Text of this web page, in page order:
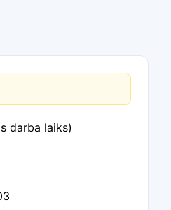
darba laiks)